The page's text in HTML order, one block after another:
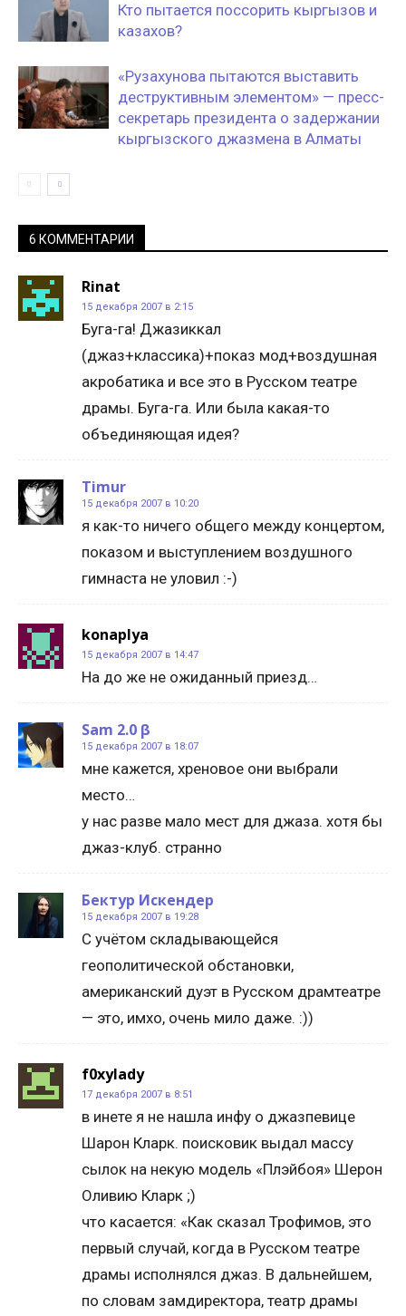
Кто пытается поссорить кыргызов и
казахов?
«Рузахунова пытаются выставить
деструктивным элементом» — пресс-
секретарь президента о задержании
кыргызского джазмена в Алматы
6 КОММЕНТАРИИ
Rinat
15 декабря 2007 в 2:15
Буга-га! Джазиккал
(джаз+классика)+показ мод+воздушная
акробатика и все это в Русском театре
драмы. Буга-га. Или была какая-то
объединяющая идея?
Timur
15 декабря 2007 в 10:20
я как-то ничего общего между концертом,
показом и выступлением воздушного
гимнаста не уловил :-)
konaplya
15 декабря 2007 в 14:47
На до же не ожиданный приезд…
Sam 2.0 β
15 декабря 2007 в 18:07
мне кажется, хреновое они выбрали
место…
у нас разве мало мест для джаза. хотя бы
джаз-клуб. странно
Бектур Искендер
15 декабря 2007 в 19:28
С учётом складывающейся
геополитической обстановки,
американский дуэт в Русском драмтеатре
— это, имхо, очень мило даже. :))
f0xylady
17 декабря 2007 в 8:51
в инете я не нашла инфу о джазпевице
Шарон Кларк. поисковик выдал массу
сылок на некую модель «Плэйбоя» Шерон
Оливию Кларк ;)
что касается: «Как сказал Трофимов, это
первый случай, когда в Русском театре
драмы исполнялся джаз. В дальнейшем,
по словам замдиректора, театр драмы